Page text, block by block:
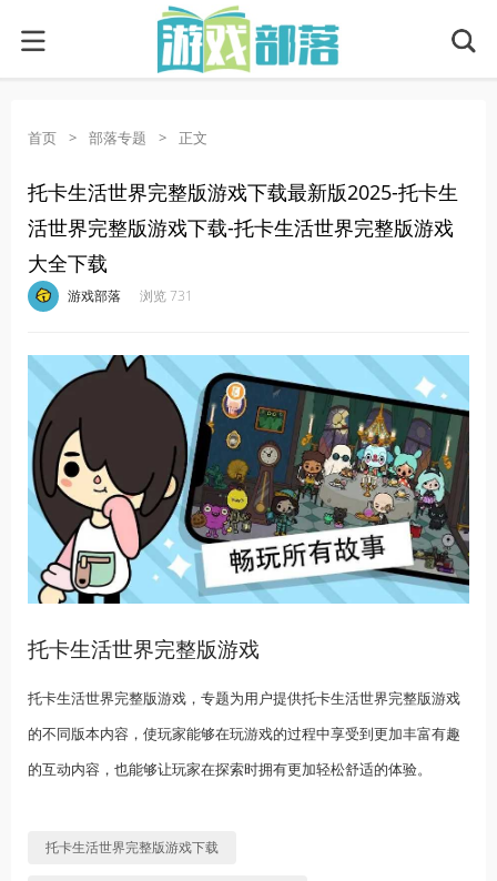
首页 > 部落专题 > 正文
托卡生活世界完整版游戏下载最新版2025-托卡生
活世界完整版游戏下载-托卡生活世界完整版游戏
大全下载
游戏部落 浏览 731
托卡生活世界完整版游戏
托卡生活世界完整版游戏，专题为用户提供托卡生活世界完整版游戏
的不同版本内容，使玩家能够在玩游戏的过程中享受到更加丰富有趣
的互动内容，也能够让玩家在探索时拥有更加轻松舒适的体验。
托卡生活世界完整版游戏下载